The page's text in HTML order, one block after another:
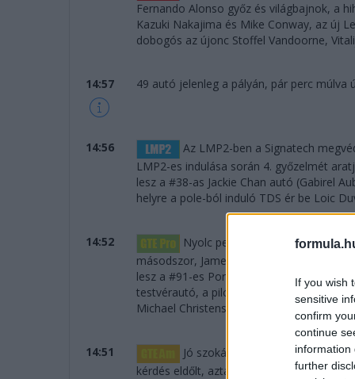
If you wish
sensitive
confirm
continue
information
further
Fernando Alonso győz és világbajnok, a
Kazuki Nakajima és Mike Conway, az új
dobogós az újonc Stoffel Vandoorne,
14:57 49 autó jelenleg a pályán, pár perc múlva
14:56
Az LMP2-ben a Signatech
LMP2-es indulása során 4. győzelmét
lesz a #38-as Jackie Chan autó (Gabirel
helyre a pole-ból induló TDS ér be Loic
14:52
Nyolc perc a leintésig, a Pro
másodszor, James Calado és Alessandro
lesz a #91-es Porsche, a volánnal
testvérautó, a pilóták Bamber, Tandy és
Michael Christensen nyeri.
14:51
Jó szokásunkhoz híven
kérdés eldőlt, aztán legföljebb